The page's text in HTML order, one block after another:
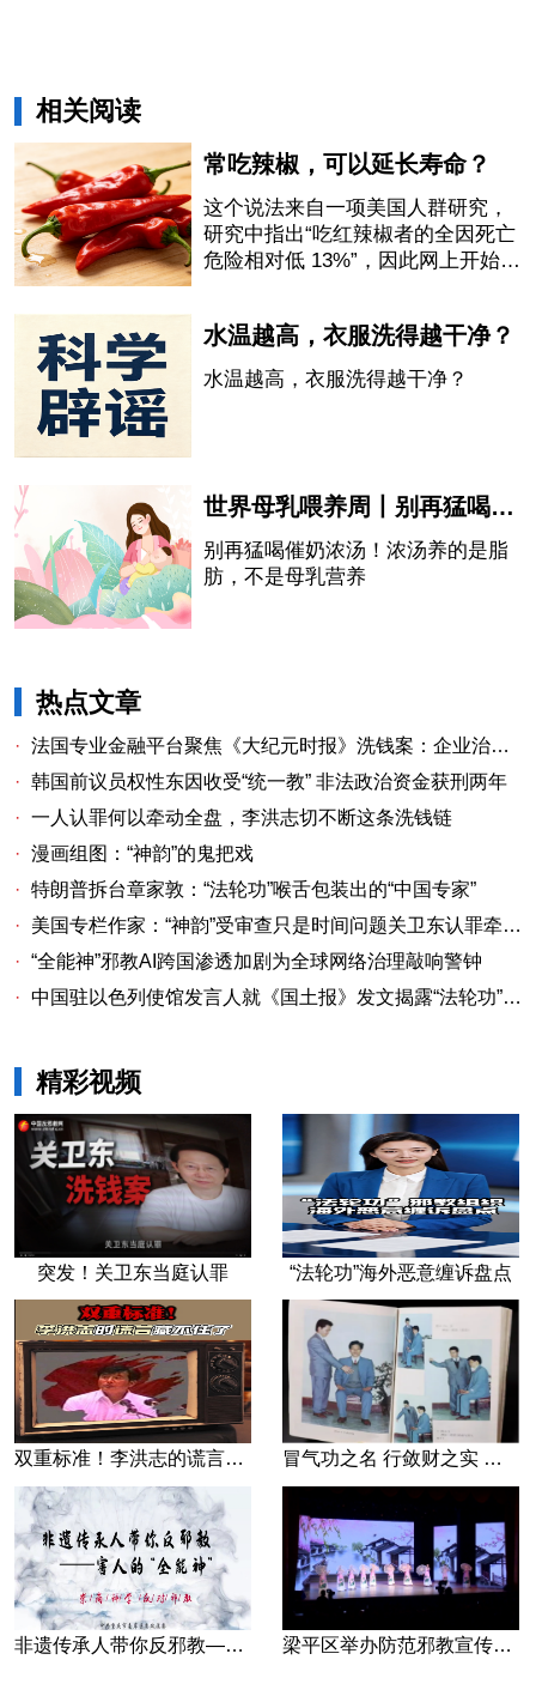
相关阅读
常吃辣椒，可以延长寿命？
这个说法来自一项美国人群研究，
研究中指出“吃红辣椒者的全因死亡
危险相对低 13%”，因此网上开始流
水温越高，衣服洗得越干净？
水温越高，衣服洗得越干净？
世界母乳喂养周丨别再猛喝催奶浓汤！浓汤养的是脂肪，不是母乳营养
别再猛喝催奶浓汤！浓汤养的是脂
肪，不是母乳营养
热点文章
· 法国专业金融平台聚焦《大纪元时报》洗钱案：企业治理漏洞与监管警示
· 韩国前议员权性东因收受“统一教” 非法政治资金获刑两年
· 一人认罪何以牵动全盘，李洪志切不断这条洗钱链
· 漫画组图：“神韵”的鬼把戏
· 特朗普拆台章家敦：“法轮功”喉舌包装出的“中国专家”
·
美国专栏作家：“神韵”受审查只是时间问题关卫东认罪牵出与《大纪元时报》资金链条
· “全能神”邪教AI跨国渗透加剧为全球网络治理敲响警钟
· 中国驻以色列使馆发言人就《国土报》发文揭露“法轮功”邪教本质答记者问
精彩视频
突发！关卫东当庭认罪 “法轮功”海外恶意缠诉盘点
双重标准！李洪志的谎言藏不住了 冒气功之名 行敛财之实 张宏堡义女“小倩”团伙覆灭记
非遗传承人带你反邪教—害人的“全能神” 梁平区举办防范邪教宣传专场文艺演出